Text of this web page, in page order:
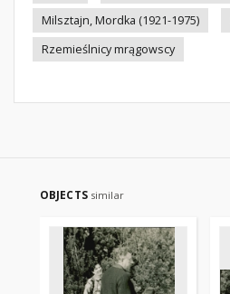
Milsztajn, Mordka (1921-1975)
Rzemieślnicy mrągowscy
OBJECTS similar